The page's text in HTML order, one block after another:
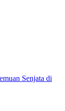
Senjata di